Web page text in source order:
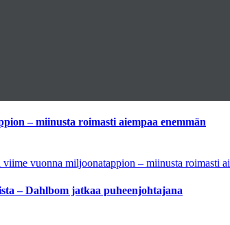
– miinusta roimasti aiempaa enemmän
vuonna miljoonatappion – miinusta roimasti
– Dahlbom jatkaa puheenjohtajana